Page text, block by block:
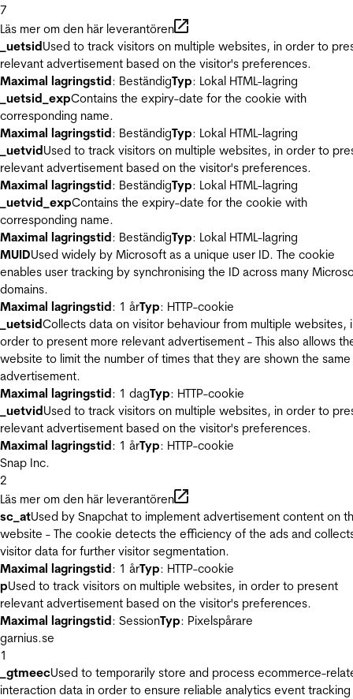
7
Läs mer om den här leverantören
_uetsidUsed to track visitors on multiple websites, in order to
relevant advertisement based on the visitor's preferences.
Maximal lagringstid: BeständigTyp: Lokal HTML-lagring
_uetsid_expContains the expiry-date for the cookie with
corresponding name.
Maximal lagringstid: BeständigTyp: Lokal HTML-lagring
_uetvidUsed to track visitors on multiple websites, in order to
relevant advertisement based on the visitor's preferences.
Maximal lagringstid: BeständigTyp: Lokal HTML-lagring
_uetvid_expContains the expiry-date for the cookie with
corresponding name.
Maximal lagringstid: BeständigTyp: Lokal HTML-lagring
MUIDUsed widely by Microsoft as a unique user ID. The cookie
enables user tracking by synchronising the ID across many
domains.
Maximal lagringstid: 1 årTyp: HTTP-cookie
_uetsidCollects data on visitor behaviour from multiple websites,
order to present more relevant advertisement - This also allows
website to limit the number of times that they are shown the same
advertisement.
Maximal lagringstid: 1 dagTyp: HTTP-cookie
_uetvidUsed to track visitors on multiple websites, in order to
relevant advertisement based on the visitor's preferences.
Maximal lagringstid: 1 årTyp: HTTP-cookie
Snap Inc.
2
Läs mer om den här leverantören
sc_atUsed by Snapchat to implement advertisement content on
website - The cookie detects the efficiency of the ads and
visitor data for further visitor segmentation.
Maximal lagringstid: 1 årTyp: HTTP-cookie
pUsed to track visitors on multiple websites, in order to present
relevant advertisement based on the visitor's preferences.
Maximal lagringstid: SessionTyp: Pixelspårare
garnius.se
1
_gtmeecUsed to temporarily store and process ecommerce-
interaction data in order to ensure reliable analytics event tracking